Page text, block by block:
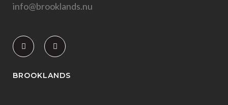
info@brooklands.nu
BROOKLANDS